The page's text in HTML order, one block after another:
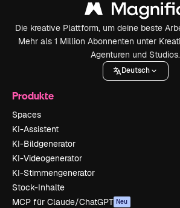
Die kreative Plattform, um deine beste
Mehr als 1 Million Abonnenten unter
Agenturen und Studios.
Deutsch
Produkte
Spaces
KI-Assistent
KI-Bildgenerator
KI-Videogenerator
KI-Stimmengenerator
Stock-Inhalte
MCP für Claude/ChatGPT Neu